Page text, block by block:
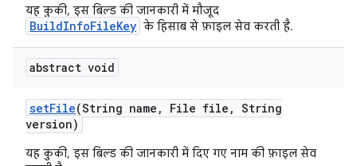
यह कुकी, इस बिल्ड की जानकारी में मौजूद
BuildInfoFileKey के हिसाब से फ़ाइल सेव करती है.
abstract void
setFile(String name , File file , String
version)
यह कुकी, इस बिल्ड की जानकारी में दिए गए नाम की फ़ाइल सेव